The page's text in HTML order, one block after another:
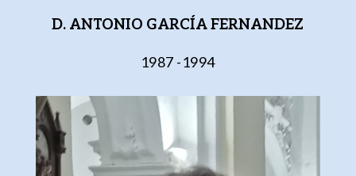
D. ANTONIO GARCÍA FERNANDEZ
1987 -1994